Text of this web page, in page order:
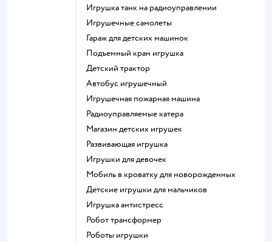
Игрушка танк на радиоуправлении
Игрушечные самолеты
Гараж для детских машинок
Подъемный кран игрушка
Детский трактор
Автобус игрушечный
Игрушечная пожарная машина
Радиоуправляемые катера
Магазин детских игрушек
Развивающая игрушка
Игрушки для девочек
Мобиль в кроватку для новорожденных
Детские игрушки для мальчиков
Игрушка антистресс
Робот трансформер
Роботы игрушки